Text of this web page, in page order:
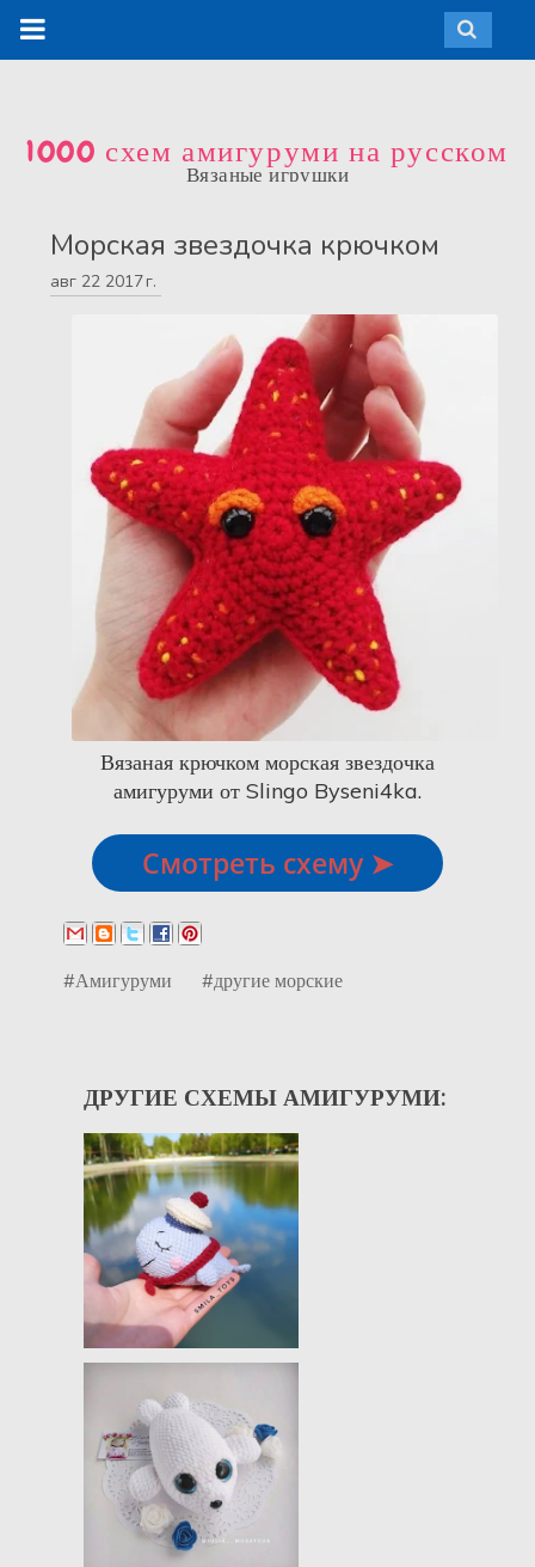
1000 схем амигуруми на русском
Вязаные игрушки
Морская звездочка крючком
авг 22 2017 г.
Вязаная крючком морская звездочка
амигуруми от Slingo Byseni4ka.
Смотреть схему ➤
#Амигуруми #другие морские
ДРУГИЕ СХЕМЫ АМИГУРУМИ: